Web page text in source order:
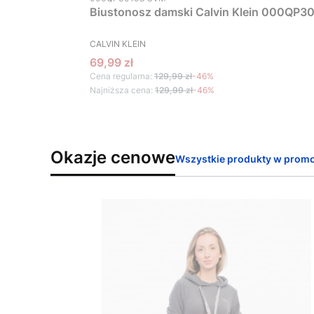
Biustonosz damski Calvin Klein
PRODUCENT
CALVIN KLEIN
Cena promocyjna
69,99 zł
Cena regularna: 129,99 zł-46%
Najniższa cena: 129,99 zł-46%
Okazje cenoweWszystkie produkty w